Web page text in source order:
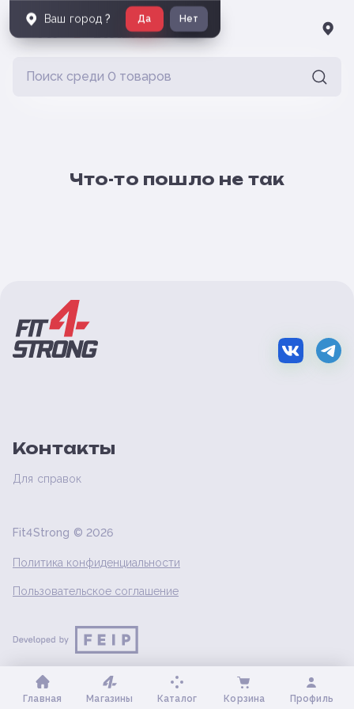
Что-то пошло не так
Контакты
Для справок
Fit4Strong © 2026
Политика конфиденциальности
Пользовательское соглашение
Главная Магазины Каталог Корзина Профиль
Ваш город ? Да Нет